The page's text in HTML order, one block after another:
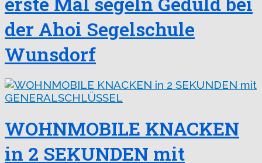
der Ahoi Segelschule
Wunsdorf
WOHNMOBILE KNACKEN
in 2 SEKUNDEN mit